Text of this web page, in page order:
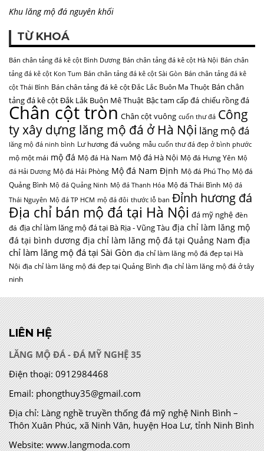
Khu lăng mộ đá nguyên khối
TỪ KHOÁ
Bán chân tảng đá kê cột Bình Dương Bán chân tảng đá kê cột Hà Nội Bán chân
tảng đá kê cột Kon Tum Bán chân tảng đá kê cột Sài Gòn Bán chân tảng đá kê
cột Thái Bình Bán chân tảng đá kê cột Đắc Lắc Buôn Ma Thuột Bán chân
tảng đá kê cột Đắk Lắk Buôn Mê Thuật Bậc tam cấp đá chiếu rồng đá
Chân cột tròn Chân cột vuông cuốn thư đá Công
ty xây dựng lăng mộ đá ở Hà Nội lăng mộ đá
lăng mộ đá ninh bình Lư hương đá vuông mẫu cuốn thư đá đẹp ở bình phước
mộ một mái mộ đá Mộ đá Hà Nam Mộ đá Hà Nội Mộ đá Hưng Yên Mộ
đá Hải Dương Mộ đá Hải Phòng Mộ đá Nam Định Mộ đá Phú Thọ Mộ đá
Quảng Bình Mộ đá Quảng Ninh Mộ đá Thanh Hóa Mộ đá Thái Bình Mộ đá
Thái Nguyên Mộ đá TP HCM mộ đá đôi thước lỗ ban Đỉnh hương đá
Địa chỉ bán mộ đá tại Hà Nội đá mỹ nghệ đèn
đá địa chỉ làm lăng mộ đá tại Bà Rịa - Vũng Tàu địa chỉ làm lăng mộ
đá tại bình dương địa chỉ làm lăng mộ đá tại Quảng Nam địa
chỉ làm lăng mộ đá tại Sài Gòn địa chỉ làm lăng mộ đá đẹp tại Hà
Nội địa chỉ làm lăng mộ đá đẹp tại Quảng Bình địa chỉ làm lăng mộ đá ở tây
ninh
LIÊN HỆ
LĂNG MỘ ĐÁ - ĐÁ MỸ NGHỆ 35
Điện thoại: 0912984468
Email: phongthuy35@gmail.com
Địa chỉ:Làng nghề truyền thống đá mỹ nghệ Ninh Bình –
Thôn Xuân Phúc, xã Ninh Vân, huyện Hoa Lư, tỉnh Ninh Bình
Website: www.langmoda.com